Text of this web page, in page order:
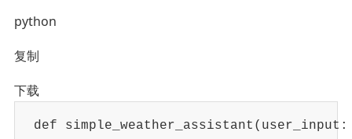
python
复制
下载
def simple_weather_assistant ( user_input :